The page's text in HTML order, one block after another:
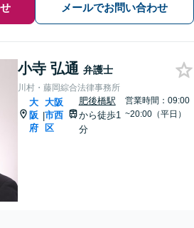
メールでお問い合わせ
小寺 弘通 弁護士
川村・藤岡綜合法律事務所
大
阪
府
|
大阪
市西
区
肥後橋駅
から徒歩1
分
営業時間：09:00
~20:00（平日）